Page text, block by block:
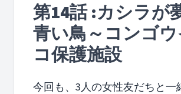
第14話 :カシラが
青い鳥～コンゴ
コ保護施設
今回も、3人の女性友だちと一